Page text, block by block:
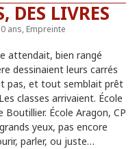
DES LIVRES
ans, Empreinte
attendait, bien rangé
dessinaient leurs carrés
pas, et tout semblait prêt
classes arrivaient. École
École Aragon, CP
yeux, pas encore
parler, ou juste…